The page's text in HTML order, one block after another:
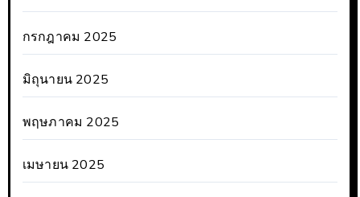
กรกฎาคม 2025
มิถุนายน 2025
พฤษภาคม 2025
เมษายน 2025